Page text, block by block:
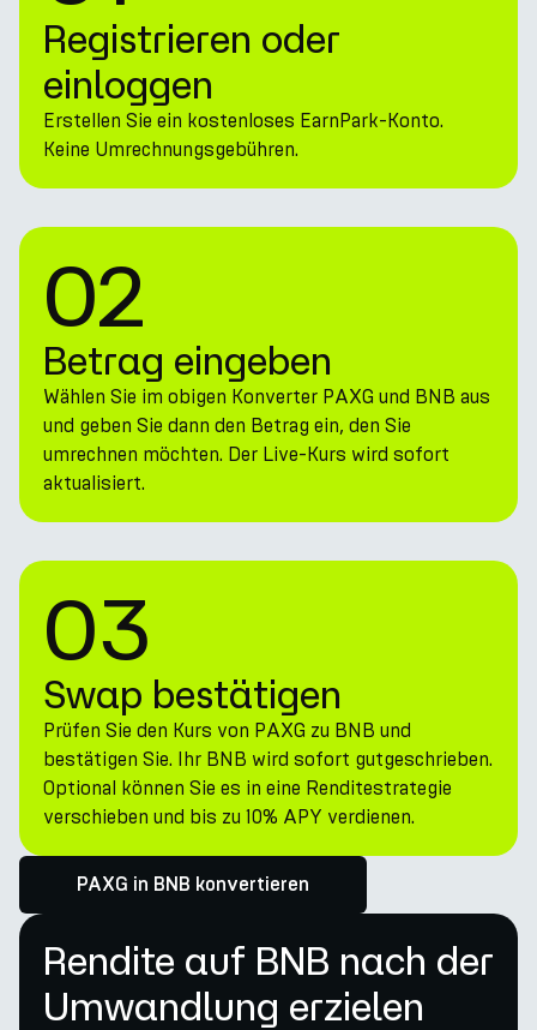
Registrieren oder
einloggen
Erstellen Sie ein kostenloses EarnPark-Konto.
Keine Umrechnungsgebühren.
02
Betrag eingeben
Wählen Sie im obigen Konverter PAXG und BNB aus
und geben Sie dann den Betrag ein, den Sie
umrechnen möchten. Der Live-Kurs wird sofort
aktualisiert.
03
Swap bestätigen
Prüfen Sie den Kurs von PAXG zu BNB und
bestätigen Sie. Ihr BNB wird sofort gutgeschrieben.
Optional können Sie es in eine Renditestrategie
verschieben und bis zu 10% APY verdienen.
PAXG in BNB konvertieren
Rendite auf BNB nach der
Umwandlung erzielen